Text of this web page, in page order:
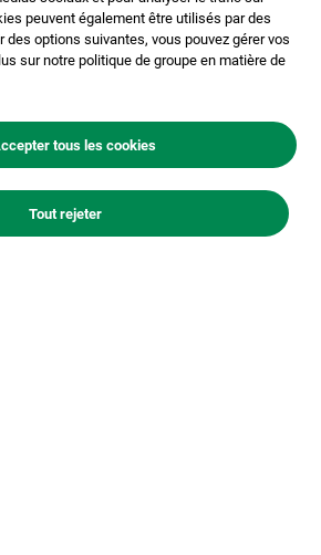
prêts à l’emploi
peuvent également être utilisés par des
des options suivantes, vous pouvez gérer vos
sur notre politique de groupe en matière de
tous les cookies
Tout rejeter